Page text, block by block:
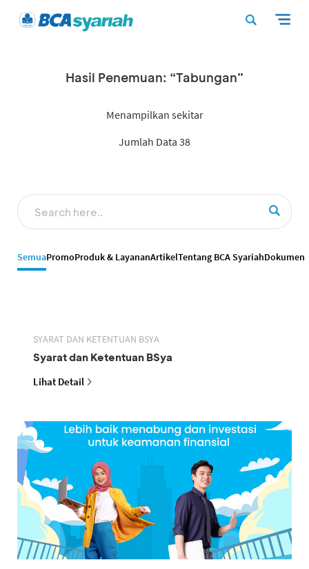
Hasil Penemuan: “Tabungan”
Menampilkan sekitar
Jumlah Data 38
SemuaPromoProduk & LayananArtikelTentang BCA SyariahDokumen
SYARAT DAN KETENTUAN BSYA
Syarat dan Ketentuan BSya
Lihat Detail